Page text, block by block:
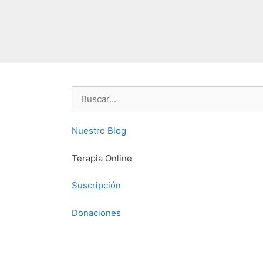
Nuestro Blog
Terapia Online
Suscripción
Donaciones